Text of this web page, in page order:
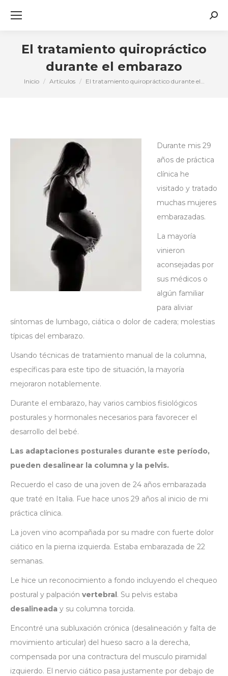
El tratamiento quiropráctico
durante el embarazo
Estás aquí:
Inicio Artículos El tratamiento quiropráctico durante el…
Durante mis 29
años de práctica
clínica he
visitado y tratado
muchas mujeres
embarazadas.
La mayoría
vinieron
aconsejadas por
sus médicos o
algún familiar
para aliviar
síntomas de lumbago, ciática o dolor de cadera; molestias
típicas del embarazo.
Usando técnicas de tratamiento manual de la columna,
específicas para este tipo de situación, la mayoría
mejoraron notablemente.
Durante el embarazo, hay varios cambios fisiológicos
posturales y hormonales necesarios para favorecer el
desarrollo del bebé.
Las adaptaciones posturales durante este período,
pueden desalinear la columna y la pelvis.
Recuerdo el caso de una joven de 24 años embarazada
que traté en Italia. Fue hace unos 29 años al inicio de mi
práctica clínica.
La joven vino acompañada por su madre con fuerte dolor
ciático en la pierna izquierda. Estaba embarazada de 22
semanas.
Le hice un reconocimiento a fondo incluyendo el chequeo
postural y palpación vertebral. Su pelvis estaba
desalineada y su columna torcida.
Encontré una subluxación crónica (desalineación y falta de
movimiento articular) del hueso sacro a la derecha,
compensada por una contractura del musculo piramidal
izquierdo. El nervio ciático pasa justamente por debajo de